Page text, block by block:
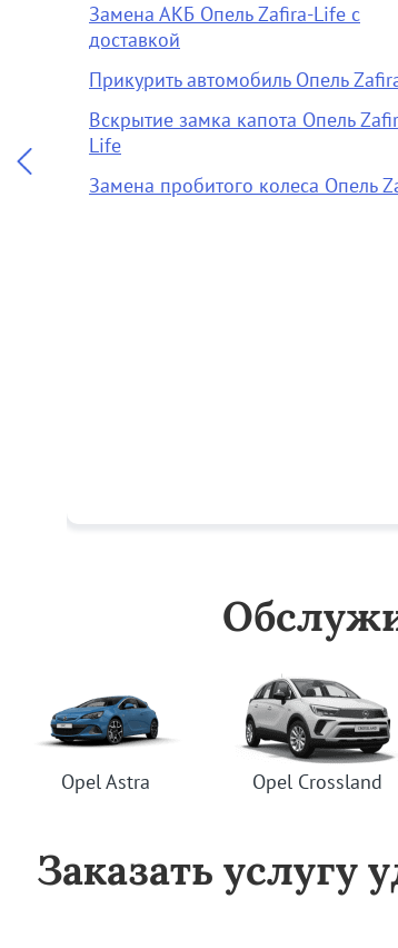
Замена АКБ Опель Zafira-Life с
доставкой
Прикурить автомобиль Опель
Вскрытие замка капота Опель
Life
Замена пробитого колеса Опель
Opel Astra Opel Crossland
Заказать